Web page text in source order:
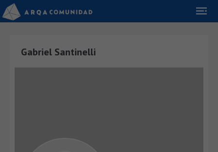
Gabriel Santinelli